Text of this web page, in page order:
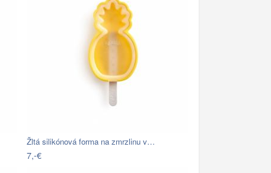
Žltá silikónová forma na zmrzlinu v…
7,-€